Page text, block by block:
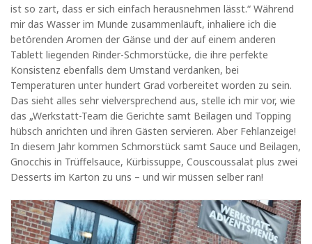
ist so zart, dass er sich einfach herausnehmen lässt.“ Während
mir das Wasser im Munde zusammenläuft, inhaliere ich die
betörenden Aromen der Gänse und der auf einem anderen
Tablett liegenden Rinder-Schmorstücke, die ihre perfekte
Konsistenz ebenfalls dem Umstand verdanken, bei
Temperaturen unter hundert Grad vorbereitet worden zu sein.
Das sieht alles sehr vielversprechend aus, stelle ich mir vor, wie
das „Werkstatt-Team die Gerichte samt Beilagen und Topping
hübsch anrichten und ihren Gästen servieren. Aber Fehlanzeige!
In diesem Jahr kommen Schmorstück samt Sauce und Beilagen,
Gnocchis in Trüffelsauce, Kürbissuppe, Couscoussalat plus zwei
Desserts im Karton zu uns – und wir müssen selber ran!